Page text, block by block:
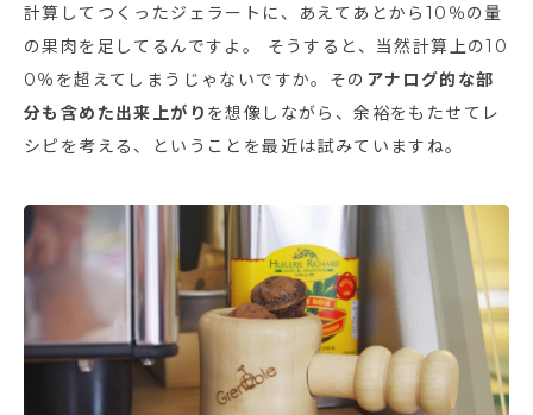
計算してつくったジェラートに、あえてあとから10％の量
の果肉を足してるんですよ。 そうすると、当然計算上の10
0％を超えてしまうじゃないですか。その アナログ的な部
分も含めた出来上がり を想像しながら、余裕をもたせてレ
シピを考える、ということを最近は試みていますね。